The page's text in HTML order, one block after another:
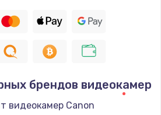
брендов видеокамер
видеокамер Canon